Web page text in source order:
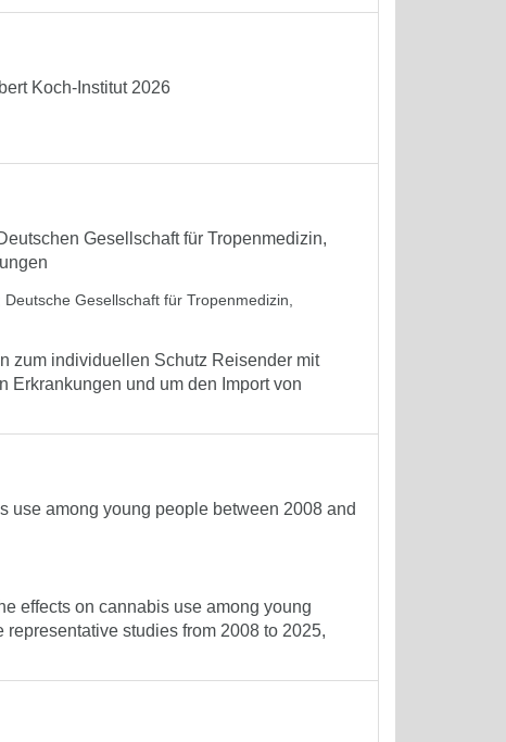
Koch-Institut 2026
Gesellschaft für Tropenmedizin,
Deutsche Gesellschaft für Tropenmedizin,
zum individuellen Schutz Reisender mit
Erkrankungen und um den Import von
use among young people between 2008 and
effects on cannabis use among young
studies from 2008 to 2025,